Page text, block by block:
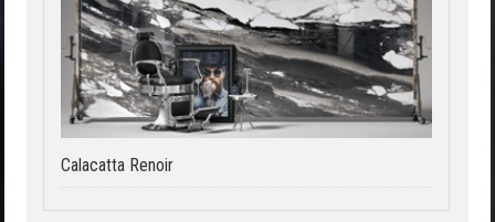
Calacatta Renoir